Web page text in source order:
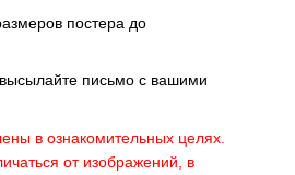
постера до
письмо c вашими
в ознакомительных целях.
от изображений, в